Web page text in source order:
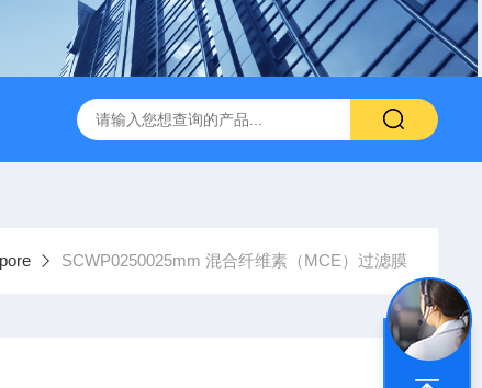
孔细胞培养板 安捷伦Agilent色谱柱清单1 产品价格
SCWP0250025mm 混合纤维素（MCE）过滤膜